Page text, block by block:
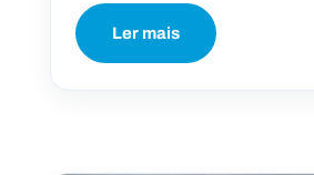
Ler mais
l
e
s
i
a